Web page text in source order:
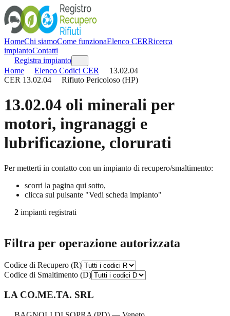
HomeChi siamoCome funzionaElenco CERRicerca
impiantoContatti
Registra impianto
Home
Elenco Codici CER
13.02.04
CER 13.02.04 Rifiuto Pericoloso (HP)
13.02.04 oli minerali per
motori, ingranaggi e
lubrificazione, clorurati
Per metterti in contatto con un impianto di recupero/smaltimento:
scorri la pagina qui sotto,
clicca sul pulsante "Vedi scheda impianto"
2 impianti registrati
Filtra per operazione autorizzata
Codice di Recupero (R)
Codice di Smaltimento (D)
LA CO.ME.TA. SRL